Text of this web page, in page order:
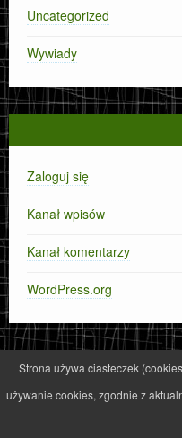
Uncategorized
Wywiady
Zaloguj się
Kanał wpisów
Kanał komentarzy
WordPress.org
Strona używa ciasteczek
używanie cookies, zgodnie z